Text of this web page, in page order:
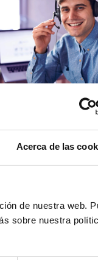
Acerca de las
de nuestra web.
sobre nuestra
comprobar
tiempos de